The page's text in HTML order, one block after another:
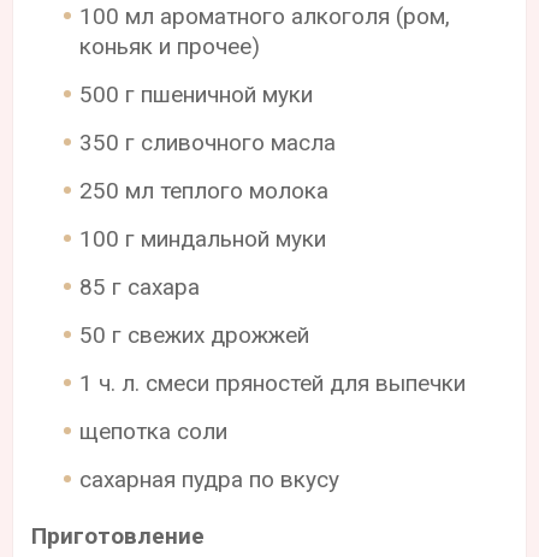
100 мл ароматного алкоголя (ром,
коньяк и прочее)
500 г пшеничной муки
350 г сливочного масла
250 мл теплого молока
100 г миндальной муки
85 г сахара
50 г свежих дрожжей
1 ч. л. смеси пряностей для выпечки
щепотка соли
сахарная пудра по вкусу
Приготовление